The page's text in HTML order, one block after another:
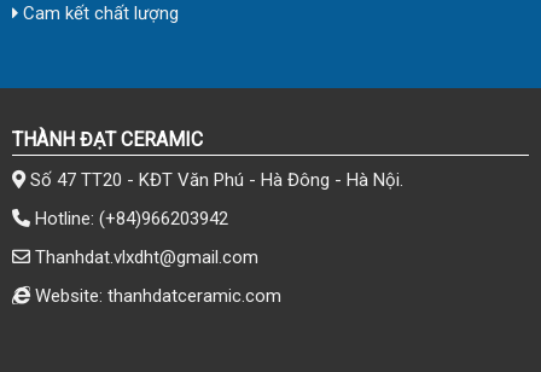
Cam kết chất lượng
THÀNH ĐẠT CERAMIC
Số 47 TT20 - KĐT Văn Phú - Hà Đông - Hà Nội.
Hotline: (+84)966203942
Thanhdat.vlxdht@gmail.com
Website: thanhdatceramic.com